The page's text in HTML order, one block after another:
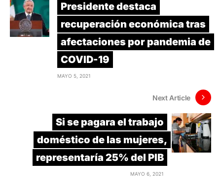
Presidente destaca
recuperación económica tras
afectaciones por pandemia de
COVID-19
MAYO 5, 2021
Next Article
Si se pagara el trabajo
doméstico de las mujeres,
representaría 25% del PIB
MAYO 6, 2021